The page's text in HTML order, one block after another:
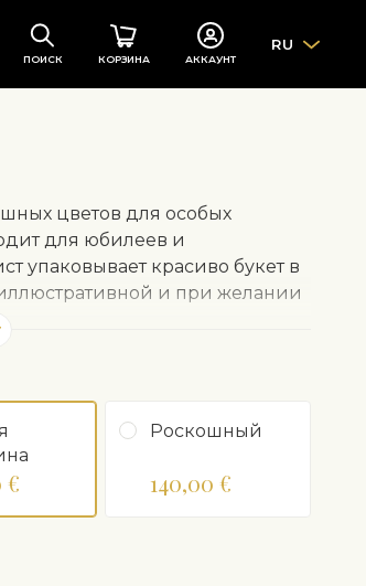
ПОИСК КОРЗИНА АККАУНТ
RU
цветов для особых
для юбилеев и
упаковывает красиво букет в
и при желании
€
Роскошный
140,00 €